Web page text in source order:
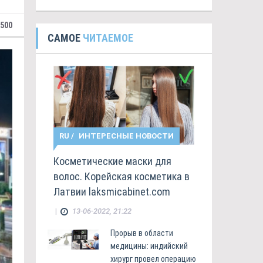
САМОЕ ЧИТАЕМОЕ
RU / ИНТЕРЕСНЫЕ НОВОСТИ
Косметические маски для
волос. Корейская косметика в
Латвии laksmicabinet.com
| 13-06-2022, 21:22
Прорыв в области
медицины: индийский
хирург провел операцию